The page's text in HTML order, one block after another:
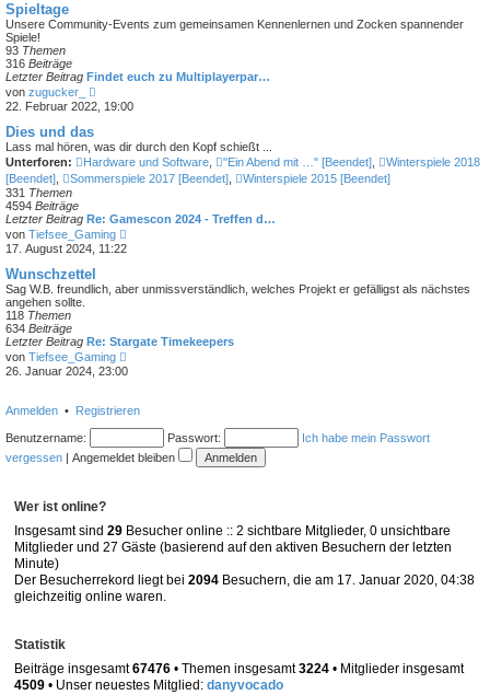
i
t
g
Spieltage
Unsere Community-Events zum gemeinsamen Kennenlernen und Zocken spannender
Spiele!
93 Themen
316 Beiträge
Letzter Beitrag Findet euch zu Multiplayerpar…
von zugucker_
e
u
t
e
r
i
t
22. Februar 2022, 19:00
Dies und das
Lass mal hören, was dir durch den Kopf schießt ...
Unterforen:
Hardware und Software "Ein Abend mit …" [Beendet]
Winterspiele 2018
[Beendet]
Sommerspiele 2017 [Beendet]
Winterspiele 2015 [Beendet]
331 Themen
4594 Beiträge
Letzter Beitrag Re: Gamescon 2024 - Treffen d…
von Tiefsee_Gaming
e
u
t
e
t
g
17. August 2024, 11:22
Wunschzettel
Sag W.B. freundlich, aber unmissverständlich, welches Projekt er gefälligst als nächstes
angehen sollte.
118 Themen
634 Beiträge
Letzter Beitrag Re: Stargate Timekeepers
von Tiefsee_Gaming
e
u
s
t
e
r
B
a
g
26. Januar 2024, 23:00
Anmelden • Registrieren
Benutzername: Passwort:
Ich habe mein Passwort
vergessen | Angemeldet bleiben
Wer ist online?
Insgesamt sind 29 Besucher online :: 2 sichtbare Mitglieder, 0 unsichtbare
Mitglieder und 27 Gäste (basierend auf den aktiven Besuchern der letzten
Minute)
Der Besucherrekord liegt bei 2094 Besuchern, die am 17. Januar 2020, 04:38
gleichzeitig online waren.
Statistik
Beiträge insgesamt67476 • Themen insgesamt3224 • Mitglieder insgesamt
4509 • Unser neuestes Mitglied: danyvocado